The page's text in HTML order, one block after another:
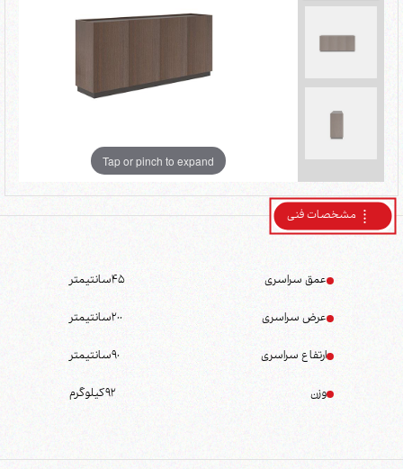
Tap or pinch to expand
مشخصات فنی
عمق سراسری 45سانتیمتر
عرض سراسری 200سانتیمتر
ارتفاع سراسری 90سانتیمتر
وزن 92کیلوگرم